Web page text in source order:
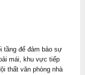
tầng để đảm bảo sự
mái, khu vực tiếp
thất văn phòng nhà